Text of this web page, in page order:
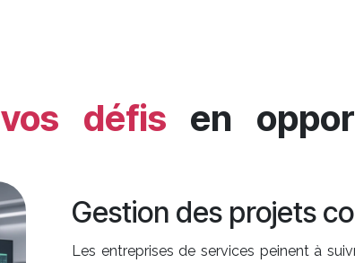
vos défis en
Gestion des projets
Les entreprises de services peinent à